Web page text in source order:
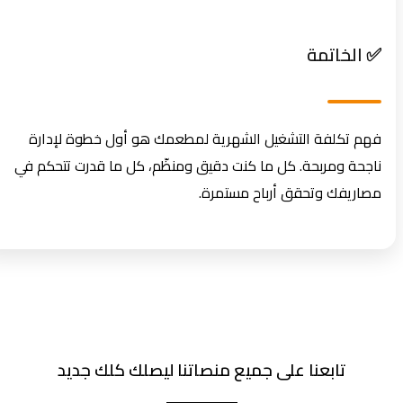
✅ الخاتمة
فهم تكلفة التشغيل الشهرية لمطعمك هو أول خطوة لإدارة
ناجحة ومربحة. كل ما كنت دقيق ومنظّم، كل ما قدرت تتحكم في
مصاريفك وتحقق أرباح مستمرة.
تابعنا على جميع منصاتنا ليصلك كلك جديد